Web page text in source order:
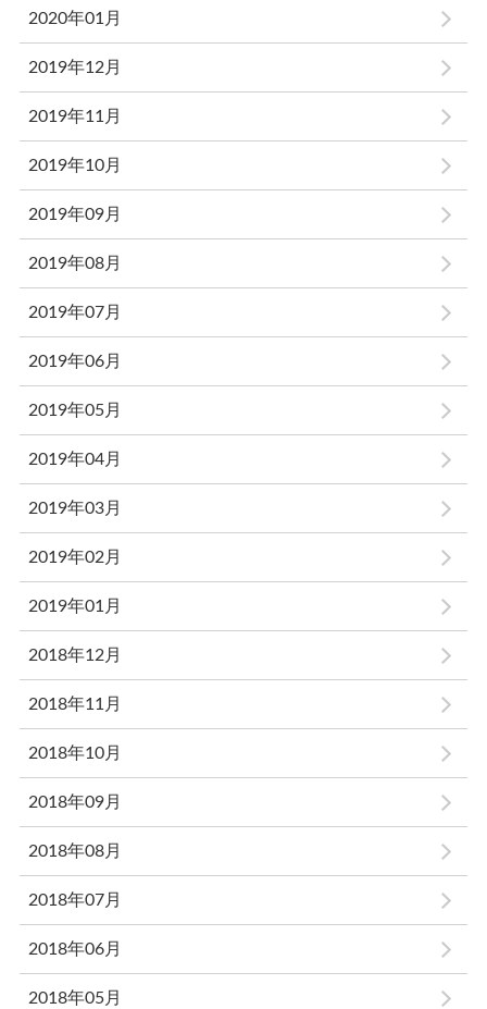
2020年01月
2019年12月
2019年11月
2019年10月
2019年09月
2019年08月
2019年07月
2019年06月
2019年05月
2019年04月
2019年03月
2019年02月
2019年01月
2018年12月
2018年11月
2018年10月
2018年09月
2018年08月
2018年07月
2018年06月
2018年05月